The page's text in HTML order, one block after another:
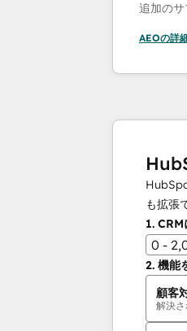
追加のサ
AEOの詳
も拡張
1. CRM
0 -
2. 機能
顧客
解決